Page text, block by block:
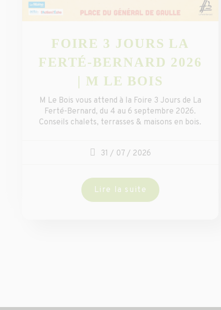
FOIRE 3 JOURS LA
FERTÉ-BERNARD 2026
| M LE BOIS
M Le Bois vous attend à la Foire 3 Jours de La
Ferté-Bernard, du 4 au 6 septembre 2026.
Conseils chalets, terrasses & maisons en bois.
31 / 07 / 2026
Lire la suite